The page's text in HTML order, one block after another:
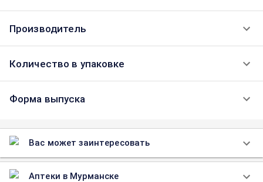
Производитель
Количество в упаковке
Форма выпуска
Вас может заинтересовать
Аптеки в Мурманске